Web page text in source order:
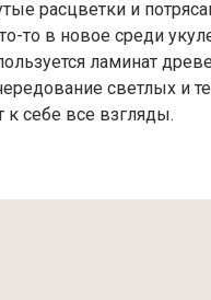
расцветки и
то в новое среди
ламинат
светлых и
к себе все взгляды.